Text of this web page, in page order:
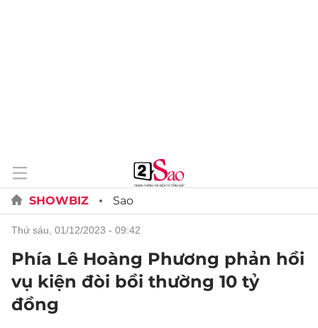
SHOWBIZ Sao
thứ sáu, 01/12/2023 - 09:42
Phía Lê Hoàng Phương phản hồi
vụ kiện đòi bồi thường 10 tỷ
đồng